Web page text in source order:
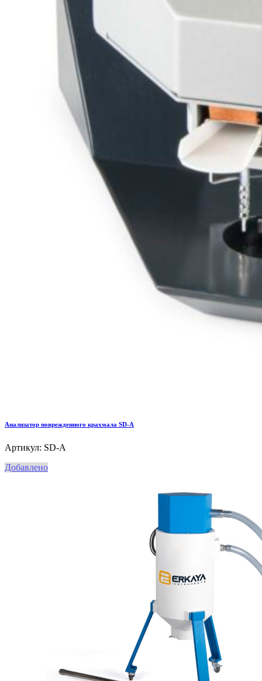
Анализатор поврежденного крахмала SD-A
Артикул: SD-A
Добавлено